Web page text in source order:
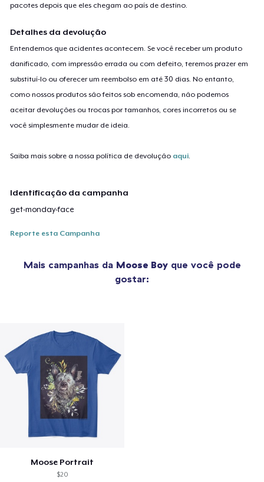
pacotes depois que eles chegam ao país de destino.
Detalhes da devolução
Entendemos que acidentes acontecem. Se você receber um produto
danificado, com impressão errada ou com defeito, teremos prazer em
substituí-lo ou oferecer um reembolso em até 30 dias. No entanto,
como nossos produtos são feitos sob encomenda, não podemos
aceitar devoluções ou trocas por tamanhos, cores incorretos ou se
você simplesmente mudar de ideia.
Saiba mais sobre a nossa política de devolução aqui.
Identificação da campanha
get-monday-face
Reporte esta Campanha
Mais campanhas da Moose Boyque você pode
gostar:
Moose Portrait
$20